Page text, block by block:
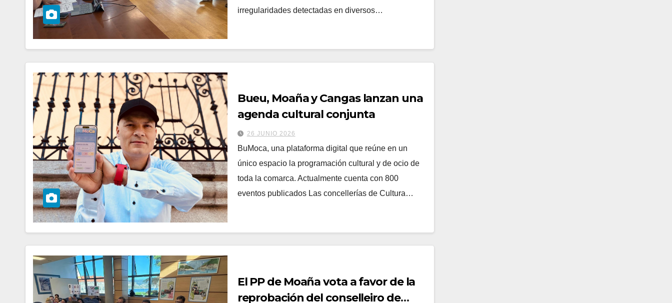
irregularidades detectadas en diversos…
Bueu, Moaña y Cangas lanzan una
agenda cultural conjunta
26 JUNIO 2026
BuMoca, una plataforma digital que reúne en un
único espacio la programación cultural y de ocio de
toda la comarca. Actualmente cuenta con 800
eventos publicados Las concellerías de Cultura…
El PP de Moaña vota a favor de la
reprobación del conselleiro de